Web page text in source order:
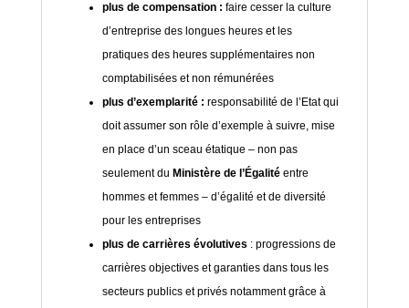
plus de compensation : faire cesser la culture
d’entreprise des longues heures et les
pratiques des heures supplémentaires non
comptabilisées et non rémunérées
plus d’exemplarité : responsabilité de l’Etat qui
doit assumer son rôle d’exemple à suivre, mise
en place d’un sceau étatique – non pas
seulement du Ministère de l’Égalitéentre
hommes et femmes – d’égalité et de diversité
pour les entreprises
plus de carrières évolutives : progressions de
carrières objectives et garanties dans tous les
secteurs publics et privés notamment grâce à